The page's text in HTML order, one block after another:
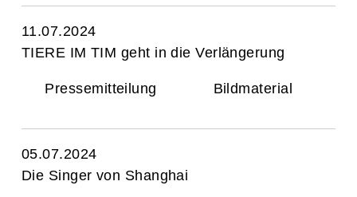
11.07.2024
TIERE IM TIM geht in die Verlängerung
Pressemitteilung Bildmaterial
05.07.2024
Die Singer von Shanghai